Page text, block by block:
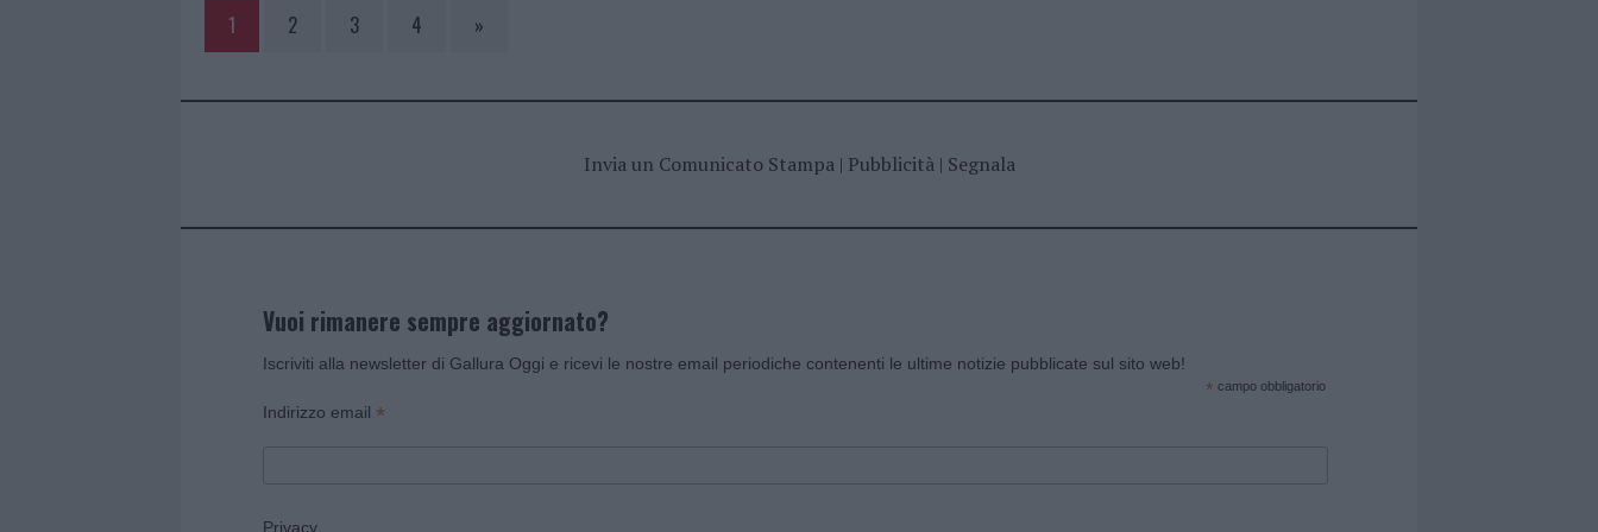
1 2 3 4 »
Invia un Comunicato Stampa| Pubblicità| Segnala
Vuoi rimanere sempre aggiornato?
Iscriviti alla newsletter di Gallura Oggi e ricevi le nostre email periodiche contenenti le ultime notizie pubblicate sul sito web!
* campo obbligatorio
Indirizzo email *
Privacy